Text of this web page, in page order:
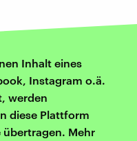
Inhalt eines
Instagram o.ä.
werden
diese Plattform
Mehr